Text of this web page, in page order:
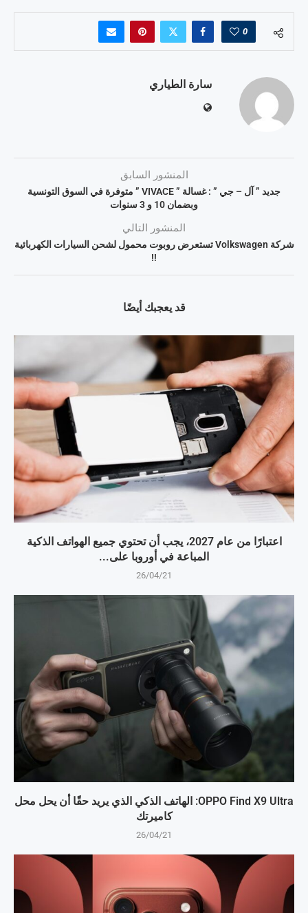
0
سارة الطياري
المنشور السابق
جديد ” آل – جي ” : غسالة ” VIVACE ” متوفرة في السوق التونسية
وبضمان 10 و 3 سنوات
المنشور التالي
شركة Volkswagen تستعرض روبوت محمول لشحن السيارات الكهربائية
!!
قد يعجبك أيضًا
اعتبارًا من عام 2027، يجب أن تحتوي جميع الهواتف الذكية
المباعة في أوروبا على...
26/04/21
OPPO Find X9 Ultra: الهاتف الذكي الذي يريد حقًا أن يحل محل
كاميرتك
26/04/21